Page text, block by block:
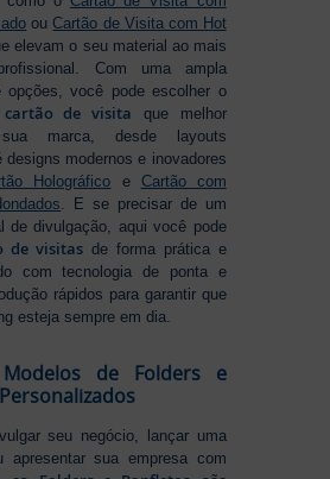
ouCartão de Visita com Hot
elevam o seu material ao mais
Com uma ampla
opções, você pode escolher o
de visita que melhor
sua marca, desde layouts
modernos e inovadores
Holográfico e Cartão com
. E se precisar de um
de divulgação, aqui você pode
de visitas de forma prática e
com tecnologia de ponta e
rápidos para garantir que
esteja sempre em dia.
de Folders e
seu negócio, lançar uma
apresentar sua empresa com